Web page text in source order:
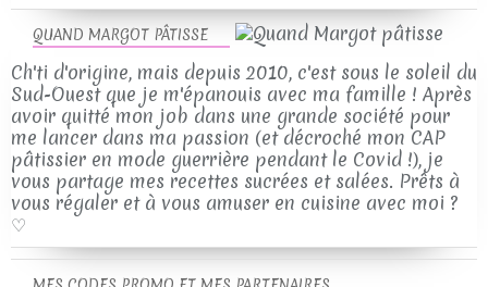
QUAND MARGOT PÂTISSE
Ch'ti d'origine, mais depuis 2010, c'est sous le soleil du
Sud-Ouest que je m'épanouis avec ma famille ! Après
avoir quitté mon job dans une grande société pour
me lancer dans ma passion (et décroché mon CAP
pâtissier en mode guerrière pendant le Covid !), je
vous partage mes recettes sucrées et salées. Prêts à
vous régaler et à vous amuser en cuisine avec moi ?
♡